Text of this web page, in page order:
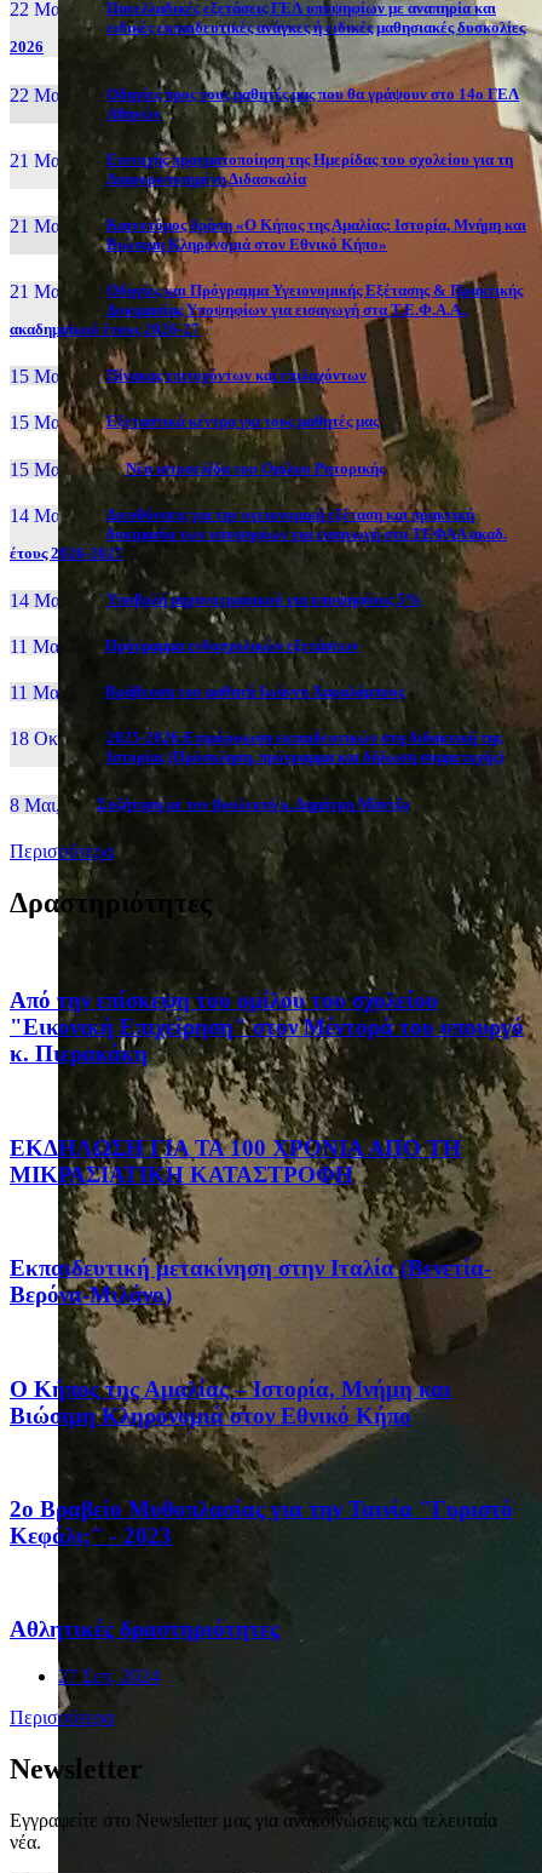
22 Μαι, 26
Πανελλαδικές εξετάσεις ΓΕΛ υποψηφίων με αναπηρία και
ειδικές εκπαιδευτικές ανάγκες ή ειδικές μαθησιακές δυσκολίες
2026
22 Μαι, 26
Οδηγίες προς τους μαθητές μας που θα γράψουν στο 14ο ΓΕΛ
Αθηνών
21 Μαι, 26
Επιτυχής πραγματοποίηση της Ημερίδας του σχολείου για τη
Διαφοροποιημένη Διδασκαλία
21 Μαι, 26
Καινοτόμος δράση «Ο Κήπος της Αμαλίας: Ιστορία, Μνήμη και
Βιώσιμη Κληρονομιά στον Εθνικό Κήπο»
21 Μαι, 26
Οδηγίες και Πρόγραμμα Υγειονομικής Εξέτασης & Πρακτικής
Δοκιμασίας Υποψηφίων για εισαγωγή στα Τ.Ε.Φ.Α.Α.,
ακαδημαϊκού έτους 2026-27
15 Μαι, 26 Πίνακας επιτυχόντων και επιλαχόντων
15 Μαι, 26 Εξεταστικά κέντρα για τους μαθητές μας
15 Μαι, 2026 Νέα ιστοσελίδα του Ομίλου Ρητορικής
14 Μαι, 26
Διευθύνσεις για την υγειονομική εξέταση και πρακτική
δοκιμασία των υποψηφίων για εισαγωγή στα ΤΕΦΑΑ ακαδ.
έτους 2026-2027
14 Μαι, 26 Yποβολή μηχανογραφικού για υποψηφίους 5%
11 Μαι, 26 Πρόγραμμα ενδοσχολικών εξετάσεων
11 Μαι, 26 Βράβευση του μαθητή Ιωάννη Χαραλάμπους
18 Οκτ, 25
2025-2026:Επιμόρφωση εκπαιδευτικών στη διδακτική της
Ιστορίας (Πρόσκληση, πρόγραμμα και δήλωση συμμετοχής)
8 Μαι, 26 Συζήτηση με τον βουλευτή κ. Δημήτρη Μάντζο
Περισσότερα
Δραστηριότητες
Από την επίσκεψη του ομίλου του σχολείου
"Εικονική Επιχείρηση" στον Μέντορά του υπουργό
κ. Πιερακάκη
ΕΚΔΗΛΩΣΗ ΓΙΑ ΤΑ 100 ΧΡΟΝΙΑ ΑΠΟ ΤΗ
ΜΙΚΡΑΣΙΑΤΙΚΗ ΚΑΤΑΣΤΡΟΦΗ
Eκπαιδευτική μετακίνηση στην Ιταλία (Βενετία-
Βερόνα-Μιλάνο)
Ο Κήπος της Αμαλίας – Ιστορία, Μνήμη και
Βιώσιμη Κληρονομιά στον Εθνικό Κήπο
2ο Βραβείο Μυθοπλασίας για την Ταινία "Γυριστό
Κεφάλι;" - 2023
Αθλητικές δραστηριότητες
27 Σεπ, 2024
Περισσότερα
Newsletter
Εγγραφείτε στο Newsletter μας για ανακοινώσεις και τελευταία
νέα.